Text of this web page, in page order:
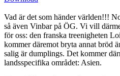
Vad är det som händer världen!!!
så även Vinbar på ÖG. Vi vill
för oss: den franska treenigheten
kommer däremot bryta annat bröd
salig är dumplings. Det kommer
landsspecifika området: Asien.